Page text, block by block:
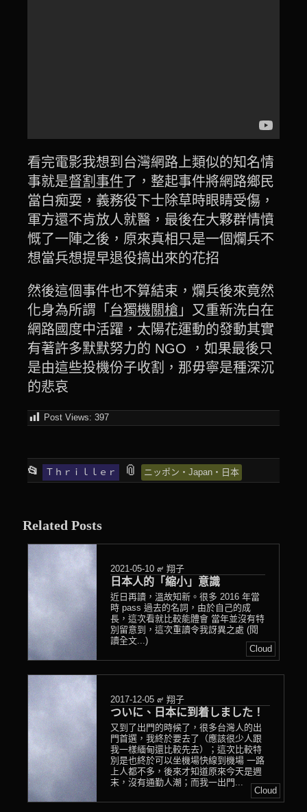
看完電影我想到台灣網路上類似的知名情
事就是督割事件了，整起事件將網路鄉民
當白痴耍，義務役下士除草時眼睛受傷，
軍方還不肯放人就醫，最後在大夥群情憤
慨了一陣之後，原來真相只是一個爛兵不
想當兵想提早退役搞出來的花招
然後這個事件也不算結束，爛兵後來竟然
化身為所謂「 台獨機關槍 」又重新洗白在
網路國度中活躍，太陽花運動的發動其實
有著許多默默努力的 NGO ，如果最後只
是由這些投機份子收割，那毋寧是種深沉
的悲哀
Post Views: 397
📂 This
entry
posted
in
Ｔｈｒｉｌｌｅｒ 📎 and
ニッポン‧Japan‧日本
Related Posts
2021-05-10 ๙ 翔子
日本人的「縮小」意識
近日再讀，溫故知新。很多 2016 年當
時 pass 過去的名詞，由於自己的成
長，這次看就比較能體會 當年並沒有特
別留意到，這次重讀令我訝異之處 (閱
讀全文...)
Cloud
2017-12-05 ๙ 翔子
ついに、日本に到着しました！
又到了出門的時候了，很多台灣人的出
門首選，我終於要去了（應該很少人跟
我一樣緬甸還比較先去）；這次比較特
別是也終於可以坐機場快線到機場 一路
上人都不多，後來才知道原來今天是週
末，沒有通勤人潮；而我一出門...
Cloud